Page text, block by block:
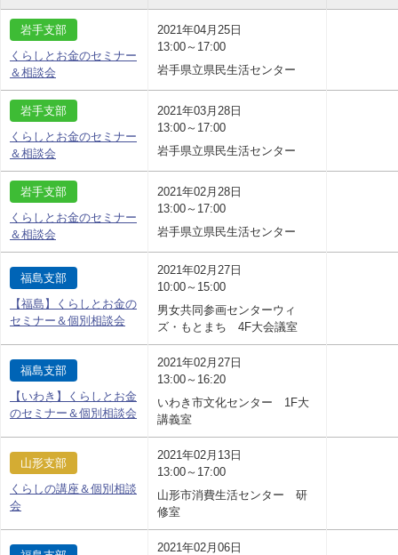
岩手支部
くらしとお金のセミナー
＆相談会
2021年04月25日
13:00～17:00
岩手県立県民生活センター
岩手支部
くらしとお金のセミナー
＆相談会
2021年03月28日
13:00～17:00
岩手県立県民生活センター
岩手支部
くらしとお金のセミナー
＆相談会
2021年02月28日
13:00～17:00
岩手県立県民生活センター
福島支部
【福島】くらしとお金の
セミナー＆個別相談会
2021年02月27日
10:00～15:00
男女共同参画センターウィ
ズ・もとまち 4F大会議室
福島支部
【いわき】くらしとお金
のセミナー＆個別相談会
2021年02月27日
13:00～16:20
いわき市文化センター 1F大
講義室
山形支部
くらしの講座＆個別相談
会
2021年02月13日
13:00～17:00
山形市消費生活センター 研
修室
2021年02月06日